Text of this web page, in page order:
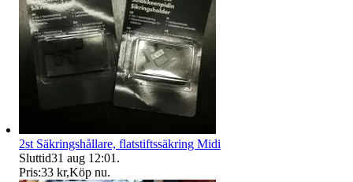
2st Säkringshållare, flatstiftssäkring Midi
Sluttid31 aug 12:01 .
Pris:33 kr,Köp nu.